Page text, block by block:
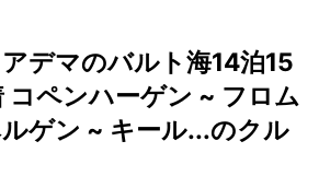
デマのバルト海14泊15
コペンハーゲン ~ フロム
ゲン ~ キール...のクル